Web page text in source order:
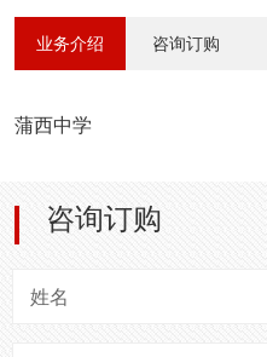
业务介绍 咨询订购
蒲西中学
咨询订购
姓名